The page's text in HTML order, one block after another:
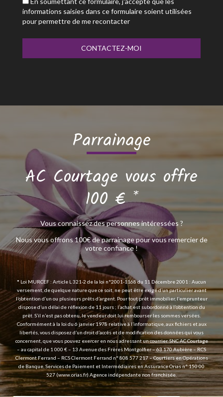
informations saisies dans ce formulaire soient utilisées
pour permettre de me recontacter
Parrainage
AC Courtage vous offre
100 € *
Vous connaissez des personnes intéressées ?
Nous vous offrons 100€ de parrainage pour vous remercier de
votre confiance !
* Loi MURCEF : Article L 321-2 de la loi n°2001-1168 du 11 Décembre 2001 : Aucun
versement, de quelque nature que ce soit, ne peut être exigé d’un particulier avant
l’obtention d’un ou plusieurs prêts d’argent. Pour tout prêt immobilier, l’emprunteur
dispose d’un délai de réﬂexion de 11 jours ; l’achat est subordonné à l’obtention du
prêt. S’il n’est pas obtenu, le vendeur doit lui rembourser les sommes versées.
Conformément à la loi du 6 janvier 1978 relative à l’informatique, aux fichiers et aux
libertés, vous disposez d’un droit d’accès et de modification des données qui vous
concernent, que vous pouvez exercer en nous adressant un courrier. SNC AC Courtage
– au capital de 1 000 € – 13 Avenue des Frères Montgolfier – 63 170 Aubière – RCS
Clermont Ferrand – RCS Clermont Ferrand n° 808 577 217 – Courtiers en Opérations
de Banque, Services de Paiement et Intermédiaires en Assurance Orias n° 150 00
527 (www.orias.fr) Agence indépendante non franchisée.